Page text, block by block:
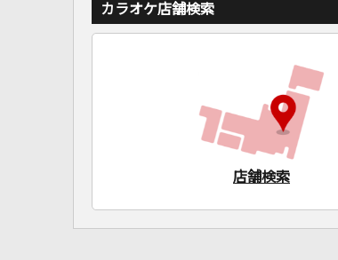
カラオケ店舗検索
店舗検索